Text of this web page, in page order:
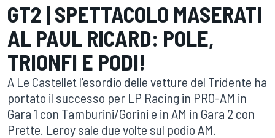
GT2 | SPETTACOLO MASERATI
AL PAUL RICARD: POLE,
TRIONFI E PODI!
A Le Castellet l'esordio delle vetture del Tridente ha
portato il successo per LP Racing in PRO-AM in
Gara 1 con Tamburini/Gorini e in AM in Gara 2 con
Prette. Leroy sale due volte sul podio AM.